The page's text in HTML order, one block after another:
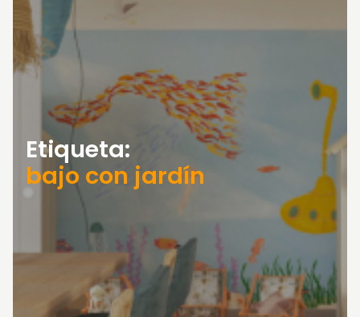
Etiqueta:
bajo con jardín